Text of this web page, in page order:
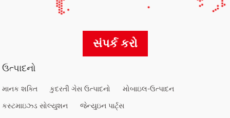
સંપર્ક કરો
ઉત્પાદનો
માનક શક્તિ કુદરતી ગેસ ઉત્પાદનો
મોબાઇલ-ઉત્પાદન
કસ્ટમાઇઝ્ડ સોલ્યુશન
જેન્યુઇન પાર્ટ્સ